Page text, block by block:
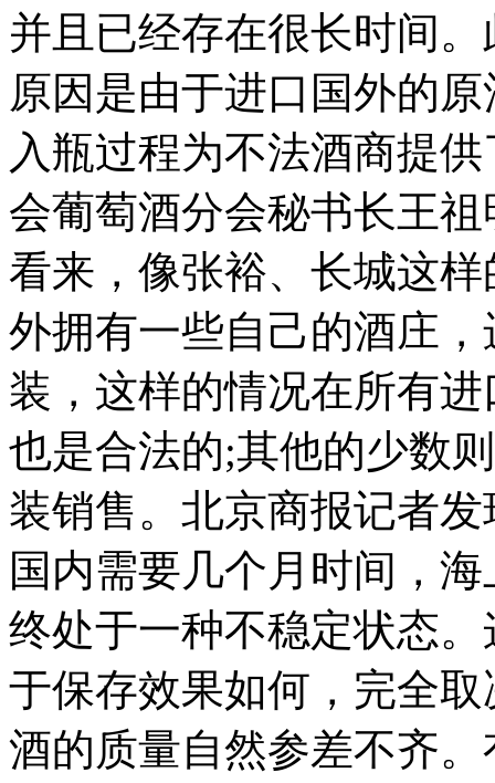
并且已经存在很长时间
原因是由于进口国外的
入瓶过程为不法酒商提
会葡萄酒分会秘书长王
看来，像张裕、长城这
外拥有一些自己的酒庄
装，这样的情况在所有
也是合法的;其他的少数
装销售。北京商报记者
国内需要几个月时间，
终处于一种不稳定状态
于保存效果如何，完全
酒的质量自然参差不齐